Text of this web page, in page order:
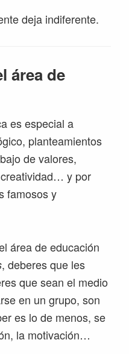
deja indiferente.
área de
es especial a
planteamientos
de valores,
y por
famosos y
área de educación
, deberes que les
que sean el medio
en un grupo, son
es lo de menos, se
la motivación…